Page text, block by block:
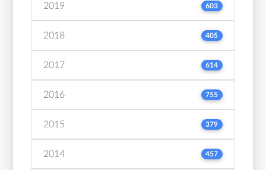
2019 603
2018 405
2017 614
2016 755
2015 379
2014 457